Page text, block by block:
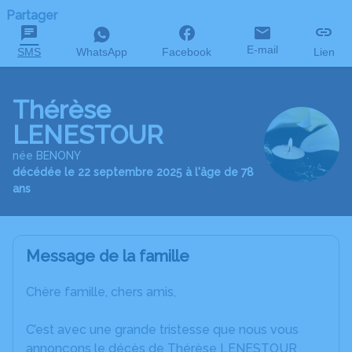
Partager
SMS WhatsApp Facebook E-mail Lien
Thérèse
LENESTOUR
née BENONY
décédée le 22 septembre 2025 à l'âge de 78
ans
Message de la famille
Chère famille, chers amis,
C’est avec une grande tristesse que nous vous
annonçons le décès de Thérèse LENESTOUR